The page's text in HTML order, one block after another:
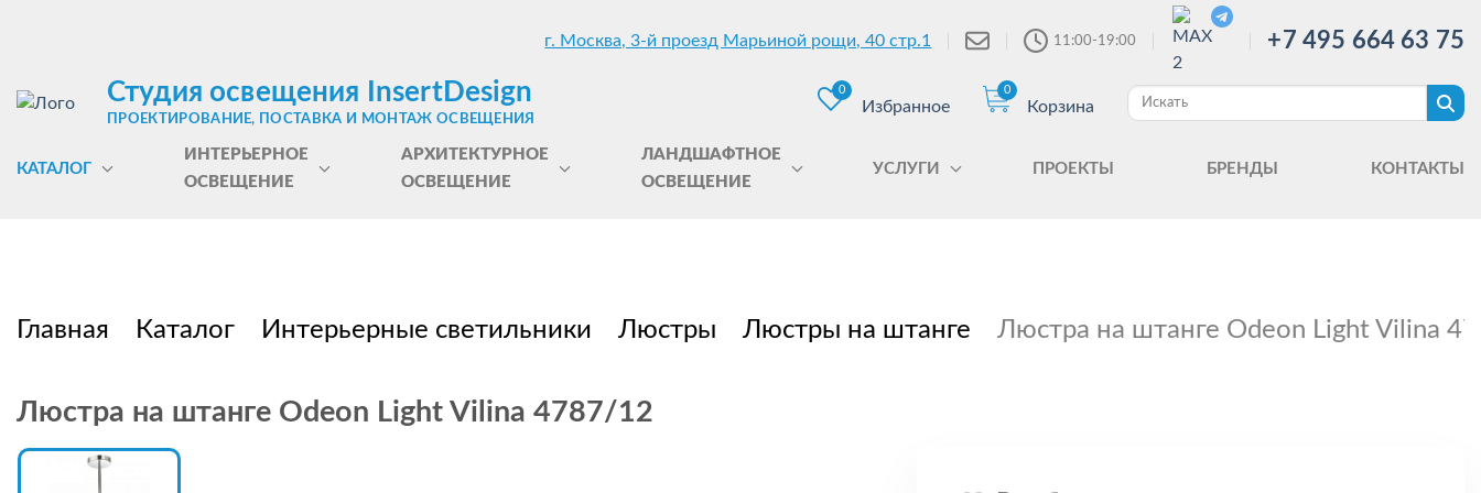
г. Москва, 3-й проезд Марьиной рощи, 40 стр.1 11:00-19:00 +7 495 664 63 75
Студия освещения InsertDesign
ПРОЕКТИРОВАНИЕ, ПОСТАВКА И МОНТАЖ ОСВЕЩЕНИЯ
0
Избранное
0
Корзина
КАТАЛОГ
ИНТЕРЬЕРНОЕ
ОСВЕЩЕНИЕ
АРХИТЕКТУРНОЕ
ОСВЕЩЕНИЕ
ЛАНДШАФТНОЕ
ОСВЕЩЕНИЕ
УСЛУГИ ПРОЕКТЫ БРЕНДЫ КОНТАКТЫ
Главная Каталог Интерьерные светильники Люстры Люстры на штанге Люстра на штанге Odeon Light Vilina
Люстра на штанге Odeon Light Vilina 4787/12